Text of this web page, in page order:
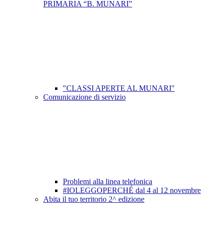
PRIMARIA “B. MUNARI”
"CLASSI APERTE AL MUNARI"
Comunicazione di servizio
Problemi alla linea telefonica
#IOLEGGOPERCHÉ dal 4 al 12 novembre
Abita il tuo territorio 2^ edizione